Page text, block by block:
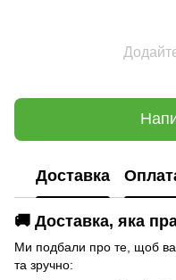
Доставка
🚚 Доставка, яка
Ми подбали про те, щоб
та зручно: